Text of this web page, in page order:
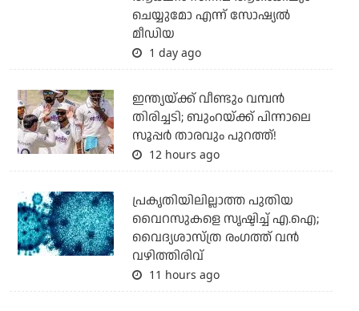
ചെയ്യുമോ എന്ന് സോഷ്യല്‍
മീഡിയ
1 day ago
ഇന്ത്യയ്ക്ക് വീണ്ടും വമ്പന്‍
തിരിച്ചടി; ബുംറയ്ക്ക് പിന്നാലെ
സൂപ്പര്‍ താരവും പുറത്ത്!
12 hours ago
പ്രകൃതിയിലില്ലാത്ത പുതിയ
വൈറസുകളെ സൃഷ്ടിച്ച് എ.ഐ;
വൈദ്യശാസ്ത്ര രംഗത്ത് വന്‍
വഴിത്തിരിവ്
11 hours ago